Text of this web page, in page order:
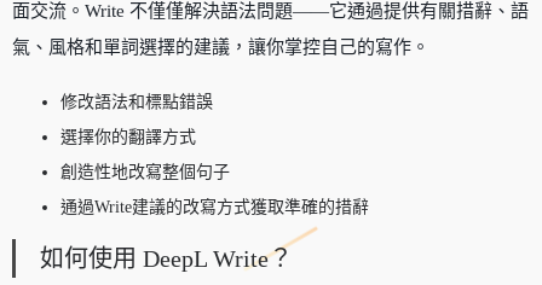
面交流。Write 不僅僅解決語法問題——它通過提供有關措辭、語
氣、風格和單詞選擇的建議，讓你掌控自己的寫作。
修改語法和標點錯誤
選擇你的翻譯方式
創造性地改寫整個句子
通過Write建議的改寫方式獲取準確的措辭
如何使用 DeepL Write？